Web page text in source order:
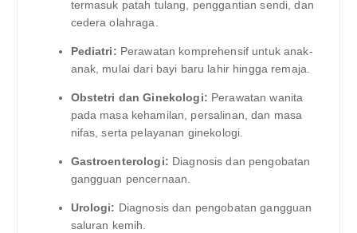
termasuk patah tulang, penggantian sendi, dan
cedera olahraga.
Pediatri: Perawatan komprehensif untuk anak-
anak, mulai dari bayi baru lahir hingga remaja.
Obstetri dan Ginekologi: Perawatan wanita
pada masa kehamilan, persalinan, dan masa
nifas, serta pelayanan ginekologi.
Gastroenterologi: Diagnosis dan pengobatan
gangguan pencernaan.
Urologi: Diagnosis dan pengobatan gangguan
saluran kemih.